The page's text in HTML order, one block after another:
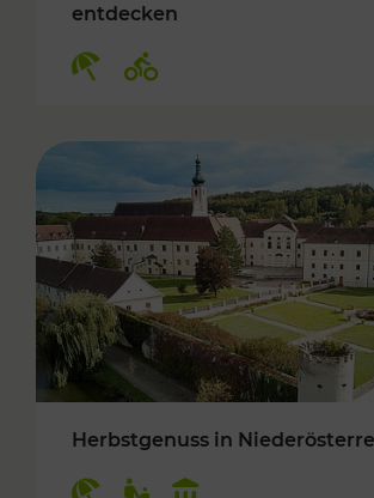
entdecken
Herbstgenuss in